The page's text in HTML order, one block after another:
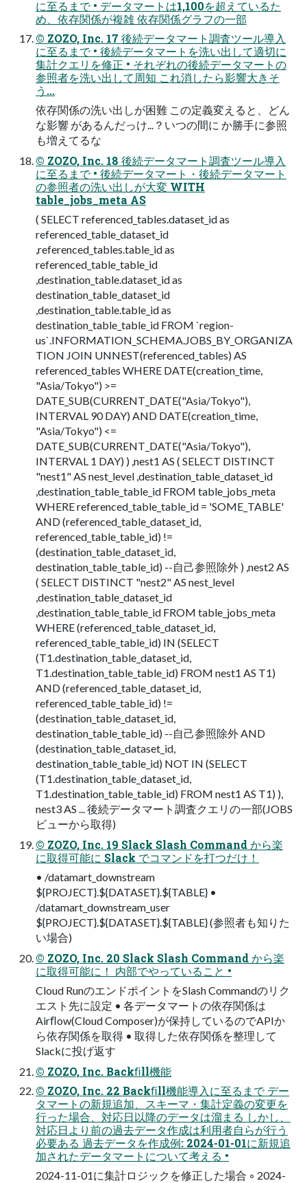
に至るまで • データマートは1,100を超えているた
め、依存関係が複雑 依存関係グラフの一部
© ZOZO, Inc. 17 後続データマート調査ツール導入
に至るまで • 後続データマートを洗い出して適切に
集計クエリを修正 • それぞれの後続データマートの
参照者を洗い出して周知 これ消したら影響大きそ
う...
依存関係の洗い出しが困難 この定義変えると、どん
な影響 があるんだっけ...？いつの間に か勝手に参照
も増えてるな
© ZOZO, Inc. 18 後続データマート調査ツール導入
に至るまで • 後続データマート・後続データマート
の参照者の洗い出しが大変 WITH
table_jobs_meta AS
( SELECT referenced_tables.dataset_id as
referenced_table_dataset_id
,referenced_tables.table_id as
referenced_table_table_id
,destination_table.dataset_id as
destination_table_dataset_id
,destination_table.table_id as
destination_table_table_id FROM `region-
us`.INFORMATION_SCHEMA.JOBS_BY_ORGANIZA
TION JOIN UNNEST(referenced_tables) AS
referenced_tables WHERE DATE(creation_time,
"Asia/Tokyo") >=
DATE_SUB(CURRENT_DATE("Asia/Tokyo"),
INTERVAL 90 DAY) AND DATE(creation_time,
"Asia/Tokyo") <=
DATE_SUB(CURRENT_DATE("Asia/Tokyo"),
INTERVAL 1 DAY) ) ,nest1 AS ( SELECT DISTINCT
"nest1" AS nest_level ,destination_table_dataset_id
,destination_table_table_id FROM table_jobs_meta
WHERE referenced_table_table_id = 'SOME_TABLE'
AND (referenced_table_dataset_id,
referenced_table_table_id) !=
(destination_table_dataset_id,
destination_table_table_id) --自己参照除外 ) ,nest2 AS
( SELECT DISTINCT "nest2" AS nest_level
,destination_table_dataset_id
,destination_table_table_id FROM table_jobs_meta
WHERE (referenced_table_dataset_id,
referenced_table_table_id) IN (SELECT
(T1.destination_table_dataset_id,
T1.destination_table_table_id) FROM nest1 AS T1)
AND (referenced_table_dataset_id,
referenced_table_table_id) !=
(destination_table_dataset_id,
destination_table_table_id) --自己参照除外 AND
(destination_table_dataset_id,
destination_table_table_id) NOT IN (SELECT
(T1.destination_table_dataset_id,
T1.destination_table_table_id) FROM nest1 AS T1) ),
nest3 AS ... 後続データマート調査クエリの一部(JOBS
ビューから取得)
© ZOZO, Inc. 19 Slack Slash Command から楽
に取得可能に Slack でコマンドを打つだけ！
• /datamart_downstream
${PROJECT}.${DATASET}.${TABLE} •
/datamart_downstream_user
${PROJECT}.${DATASET}.${TABLE} (参照者も知りた
い場合)
© ZOZO, Inc. 20 Slack Slash Command から楽
に取得可能に！ 内部でやっていること •
Cloud RunのエンドポイントをSlash Commandのリク
エスト先に設定 • 各データマートの依存関係は
Airﬂow(Cloud Composer)が保持しているのでAPIか
ら依存関係を取得 • 取得した依存関係を整理して
Slackに投げ返す
© ZOZO, Inc. Backﬁll機能
© ZOZO, Inc. 22 Backﬁll機能導入に至るまで デー
タマートの新規追加、スキーマ・集計定義の変更を
行った場合、対応日以降のデータは溜まる しかし、
対応日より前の過去データ作成は利用者自らが行う
必要ある 過去データを作成例: 2024-01-01に新規追
加されたデータマートについて考える •
2024-11-01に集計ロジックを修正した場合 ◦ 2024-